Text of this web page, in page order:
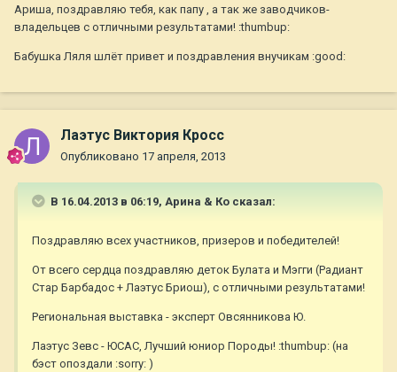
Ариша, поздравляю тебя, как папу , а так же заводчиков-
владельцев с отличными результатами! :thumbup:
Бабушка Ляля шлёт привет и поздравления внучикам :good:
Лаэтус Виктория Кросс
Опубликовано 17 апреля, 2013
В 16.04.2013 в 06:19, Арина & Ко сказал:
Поздравляю всех участников, призеров и победителей!
От всего сердца поздравляю деток Булата и Мэгги (Радиант
Стар Барбадос + Лаэтус Бриош), с отличными результатами!
Региональная выставка - эксперт Овсянникова Ю.
Лаэтус Зевс - ЮСАС, Лучший юниор Породы! :thumbup: (на
бэст опоздали :sorry: )